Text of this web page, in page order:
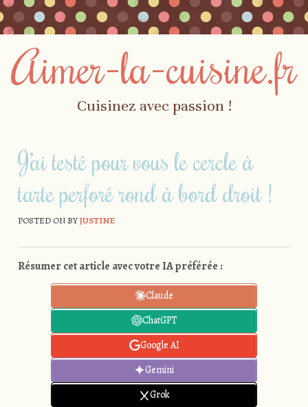
Aimer-la-cuisine.fr
Cuisinez avec passion !
Menu
J’ai testé pour vous le cercle à
tarte perforé rond à bord droit !
POSTED ON BYJUSTINE
Résumer cet article avec votre IA préférée :
Claude
ChatGPT
Google AI
Gemini
Grok